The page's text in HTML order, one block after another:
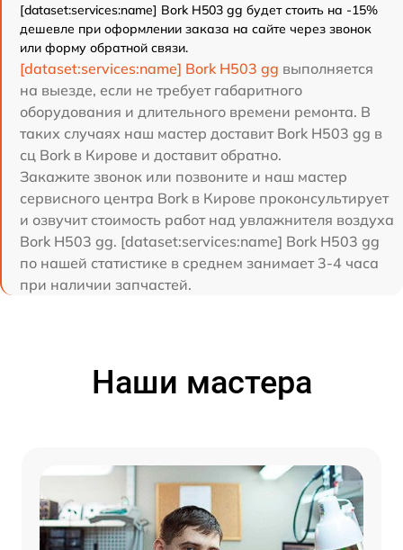
[dataset:services:name] Bork H503 gg будет стоить на -15%
дешевле при оформлении заказа на сайте через звонок
или форму обратной связи.
[dataset:services:name] Bork H503 gg выполняется
на выезде, если не требует габаритного
оборудования и длительного времени ремонта. В
таких случаях наш мастер доставит Bork H503 gg в
сц Bork в Кирове и доставит обратно.
Закажите звонок или позвоните и наш мастер
сервисного центра Bork в Кирове проконсультирует
и озвучит стоимость работ над увлажнителя воздуха
Bork H503 gg. [dataset:services:name] Bork H503 gg
по нашей статистике в среднем занимает 3-4 часа
при наличии запчастей.
Наши мастера